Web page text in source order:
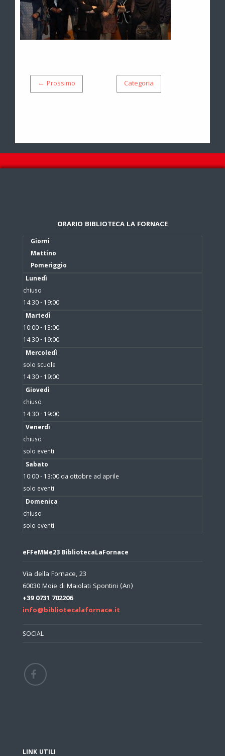
← Prossimo Categoria
ORARIO BIBLIOTECA LA FORNACE
Giorni
Mattino
Pomeriggio
Lunedì
chiuso
14:30 - 19:00
Martedì
10:00 - 13:00
14:30 - 19:00
Mercoledì
solo scuole
14:30 - 19:00
Giovedì
chiuso
14:30 - 19:00
Venerdì
chiuso
solo eventi
Sabato
10:00 - 13:00 da ottobre ad aprile
solo eventi
Domenica
chiuso
solo eventi
eFFeMMe23 BibliotecaLaFornace
Via della Fornace, 23
60030 Moie di Maiolati Spontini (An)
+39 0731 702206
info@bibliotecalafornace.it
SOCIAL
LINK UTILI